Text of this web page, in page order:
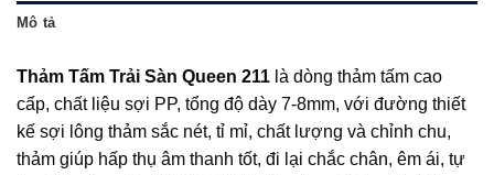
Mô tả
Thảm Tấm Trải Sàn Queen 211 là dòng thảm tấm cao
cấp, chất liệu sợi PP, tổng độ dày 7-8mm, với đường thiết
kế sợi lông thảm sắc nét, tỉ mỉ, chất lượng và chỉnh chu,
thảm giúp hấp thụ âm thanh tốt, đi lại chắc chân, êm ái, tự